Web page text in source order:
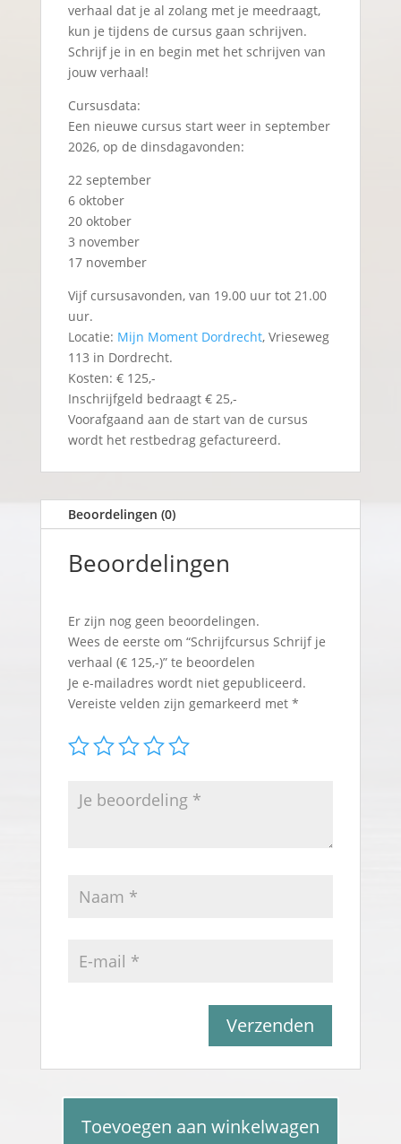
verhaal dat je al zolang met je meedraagt,
kun je tijdens de cursus gaan schrijven.
Schrijf je in en begin met het schrijven van
jouw verhaal!
Cursusdata:
Een nieuwe cursus start weer in september
2026, op de dinsdagavonden:
22 september
6 oktober
20 oktober
3 november
17 november
Vijf cursusavonden, van 19.00 uur tot 21.00
uur.
Locatie: Mijn Moment Dordrecht, Vrieseweg
113 in Dordrecht.
Kosten: € 125,-
Inschrijfgeld bedraagt € 25,-
Voorafgaand aan de start van de cursus
wordt het restbedrag gefactureerd.
Beoordelingen (0)
Beoordelingen
Er zijn nog geen beoordelingen.
Wees de eerste om “Schrijfcursus Schrijf je
verhaal (€ 125,-)” te beoordelen
Je e-mailadres wordt niet gepubliceerd.
Vereiste velden zijn gemarkeerd met *
t
SchrijfcursusToevoegen aan winkelwagen